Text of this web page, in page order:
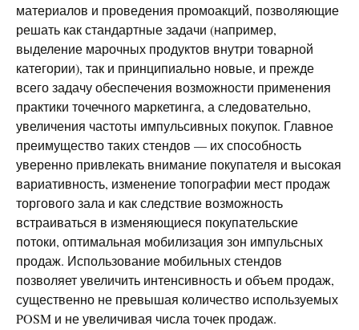
материалов и проведения промоакций, позволяющие
решать как стандартные задачи (например,
выделение марочных продуктов внутри товарной
категории), так и принципиально новые, и прежде
всего задачу обеспечения возможности применения
практики точечного маркетинга, а следовательно,
увеличения частоты импульсивных покупок. Главное
преимущество таких стендов — их способность
уверенно привлекать внимание покупателя и высокая
вариативность, изменение топографии мест продаж
торгового зала и как следствие возможность
встраиваться в изменяющиеся покупательские
потоки, оптимальная мобилизация зон импульсных
продаж. Использование мобильных стендов
позволяет увеличить интенсивность и объем продаж,
существенно не превышая количество используемых
POSM и не увеличивая числа точек продаж.